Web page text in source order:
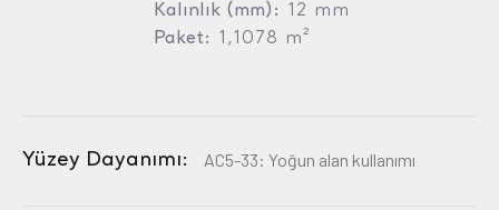
Kalınlık (mm): 12 mm
Paket: 1,1078 m²
Yüzey Dayanımı: AC5-33: Yoğun alan kullanımı